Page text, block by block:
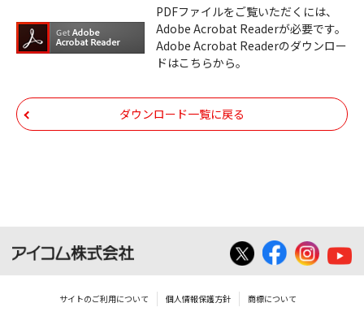
ダウンロードした取扱説明書は、複製、賃
貸、改変、公衆送信、または公衆送信可能
化することはできません。
いは無償を問わず、第三者に譲渡あるいは
使用させる事ができません。
ダウンロードした取扱説明書等に使用され
の転用は一切出来ません。
PDFファイルをご覧いただくには、
Adobe Acrobat Readerが必要です。
Adobe Acrobat Readerのダウンロー
ドはこちらから。
ダウンロード一覧に戻る
サイトのご利用について 個人情報保護方針 商標について